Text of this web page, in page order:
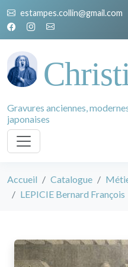
estampes.collin@gmail.com
Gravures anciennes,
japonaises
Accueil Catalogue
LEPICIE Bernard François